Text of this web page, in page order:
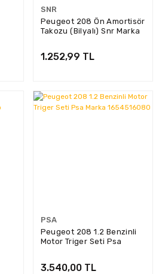
SNR
Peugeot 208 Ön Amortisör
Takozu (Bilyalı) Snr Marka
1.252,99 TL
PSA
Peugeot 208 1.2 Benzinli
Motor Triger Seti Psa
3.540,00 TL